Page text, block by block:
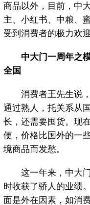
商品以外，目前，中
主、小红书、中粮、
受到消费者的极力欢迎
中大门一周年之
全国
消费者王先生说，
通过熟人，托关系从
长，还需要囤货。现
便，价格比国外的一
境商品而发愁。
这一年来，中大门
时收获了骄人的业绩
面是外在因素，如消